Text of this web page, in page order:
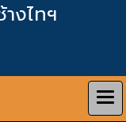
างไทฯ